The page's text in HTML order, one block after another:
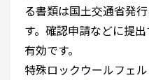
る書類は国土交通省発
す。確認申請などに提
有効です。
特殊ロックウールフェル